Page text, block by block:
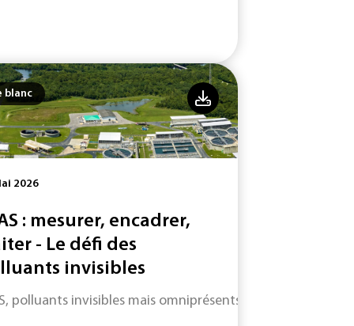
blanc
2026
: mesurer, encadrer,
- Le défi des
invisibles
polluants invisibles mais omniprésents : entre angles